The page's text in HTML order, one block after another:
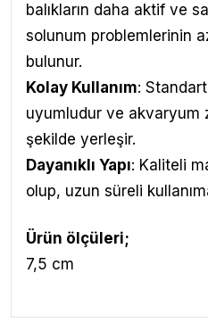
balıkların daha aktif ve
solunum problemlerinin
bulunur.
Kolay Kullanım:
uyumludur ve akvaryum
şekilde yerleşir.
Dayanıklı Yapı: Kaliteli
olup, uzun süreli
Ürün ölçüleri;
7,5 cm